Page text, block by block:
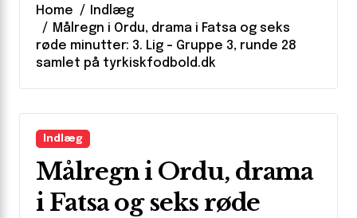
Home
Indlæg
Målregn i Ordu, drama i Fatsa og seks
røde minutter: 3. Lig – Gruppe 3, runde 28
samlet på tyrkiskfodbold.dk
Indlæg
Målregn i Ordu, drama
i Fatsa og seks røde